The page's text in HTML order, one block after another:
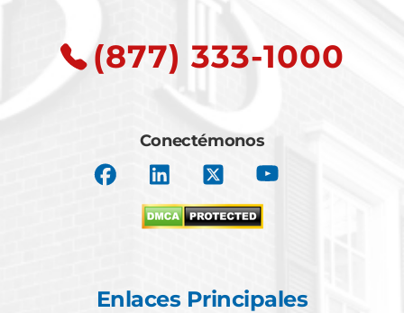
(877) 333-1000
Conectémonos
Enlaces Principales